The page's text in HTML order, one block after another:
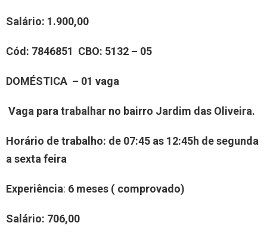
Salário: 1.900,00
Cód: 7846851 CBO: 5132 – 05
DOMÉSTICA – 01 vaga
Vaga para trabalhar no bairro Jardim das Oliveira.
Horário de trabalho: de 07:45 as 12:45h de segunda
a sexta feira
Experiência: 6 meses ( comprovado)
Salário: 706,00